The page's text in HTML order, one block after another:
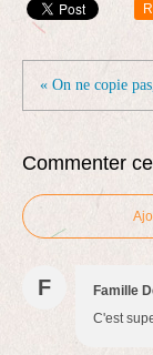
« On ne copie
Commenter
F Famille
C'est